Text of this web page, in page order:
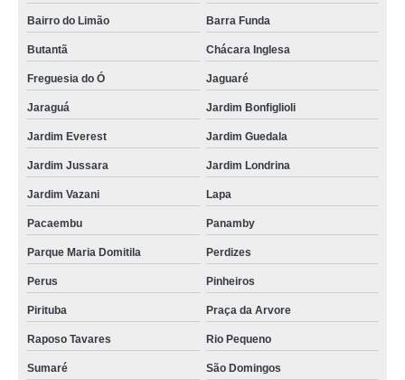
Bairro do Limão Barra Funda
Butantã Chácara Inglesa
Freguesia do Ó Jaguaré
Jaraguá Jardim Bonfiglioli
Jardim Everest Jardim Guedala
Jardim Jussara Jardim Londrina
Jardim Vazani Lapa
Pacaembu Panamby
Parque Maria Domitila Perdizes
Perus Pinheiros
Pirituba Praça da Arvore
Raposo Tavares Rio Pequeno
Sumaré São Domingos